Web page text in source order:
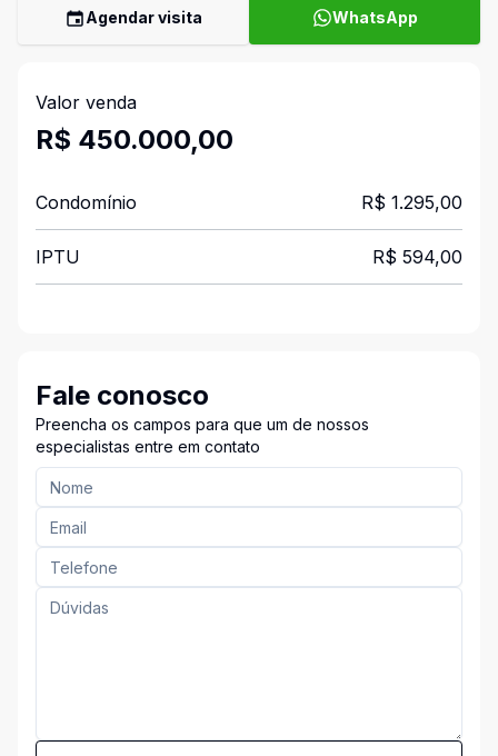
Agendar visita WhatsApp
Valor venda
R$ 450.000,00
Condomínio R$ 1.295,00
IPTU R$ 594,00
Fale conosco
Preencha os campos para que um de nossos
especialistas entre em contato